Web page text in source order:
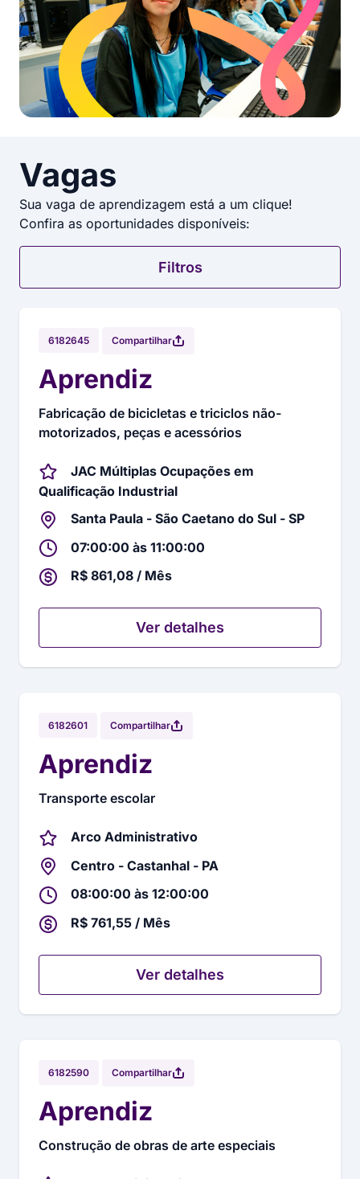
Vagas
Sua vaga de aprendizagem está a um clique!
Confira as oportunidades disponíveis:
Filtros
6182645 Compartilhar
Aprendiz
Fabricação de bicicletas e triciclos não-
motorizados, peças e acessórios
JAC Múltiplas Ocupações em
Qualificação Industrial
Santa Paula - São Caetano do Sul - SP
07:00:00 às 11:00:00
R$ 861,08 / Mês
Ver detalhes
6182601 Compartilhar
Aprendiz
Transporte escolar
Arco Administrativo
Centro - Castanhal - PA
08:00:00 às 12:00:00
R$ 761,55 / Mês
Ver detalhes
6182590 Compartilhar
Aprendiz
Construção de obras de arte especiais